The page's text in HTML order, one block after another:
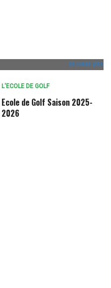
en savoir plus
L'ECOLE DE GOLF
Ecole de Golf Saison 2025-
2026